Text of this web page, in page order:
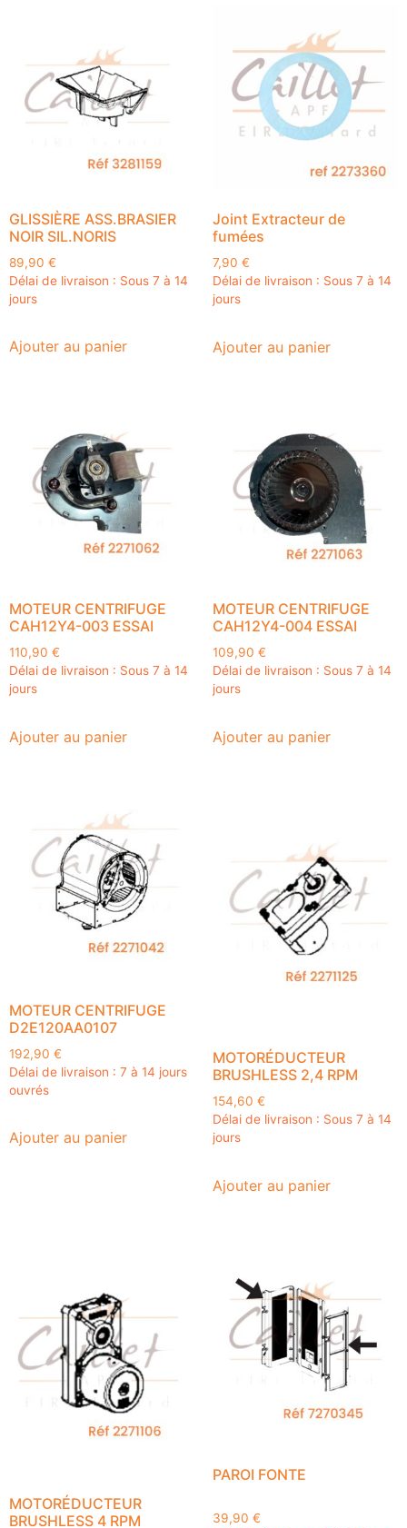
GLISSIÈRE ASS.BRASIER
NOIR SIL.NORIS
89,90 €
Délai de livraison : Sous 7 à 14
jours
Ajouter au panier
Joint Extracteur de
fumées
7,90 €
Délai de livraison : Sous 7 à 14
jours
Ajouter au panier
MOTEUR CENTRIFUGE
CAH12Y4-003 ESSAI
110,90 €
Délai de livraison : Sous 7 à 14
jours
Ajouter au panier
MOTEUR CENTRIFUGE
CAH12Y4-004 ESSAI
109,90 €
Délai de livraison : Sous 7 à 14
jours
Ajouter au panier
MOTEUR CENTRIFUGE
D2E120AA0107
192,90 €
Délai de livraison : 7 à 14 jours
ouvrés
Ajouter au panier
MOTORÉDUCTEUR
BRUSHLESS 2,4 RPM
154,60 €
Délai de livraison : Sous 7 à 14
jours
Ajouter au panier
MOTORÉDUCTEUR
BRUSHLESS 4 RPM
PAROI FONTE
39,90 €